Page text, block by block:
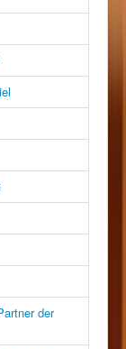
der